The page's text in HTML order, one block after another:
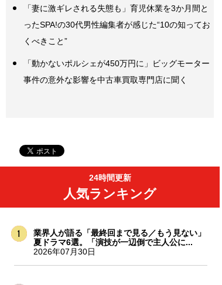
「妻に激ギレされる失態も」育児休業を3か月間と
ったSPA!の30代男性編集者が感じた“10の知ってお
くべきこと”
「動かないポルシェが450万円に」ビッグモーター
事件の意外な影響を中古車買取専門店に聞く
24時間更新
人気ランキング
業界人が語る「最終回まで見る／もう見ない」
夏ドラマ6選。「演技が一辺倒で主人公に...
2026年07月30日